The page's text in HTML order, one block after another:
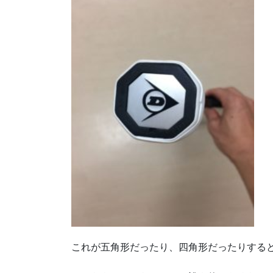
これが五角形だったり、四角形だったりする